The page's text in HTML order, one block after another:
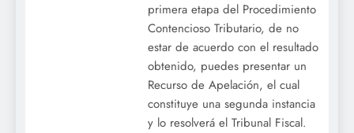
primera etapa del Procedimiento
Contencioso Tributario, de no
estar de acuerdo con el resultado
obtenido, puedes presentar un
Recurso de Apelación, el cual
constituye una segunda instancia
y lo resolverá el Tribunal Fiscal.